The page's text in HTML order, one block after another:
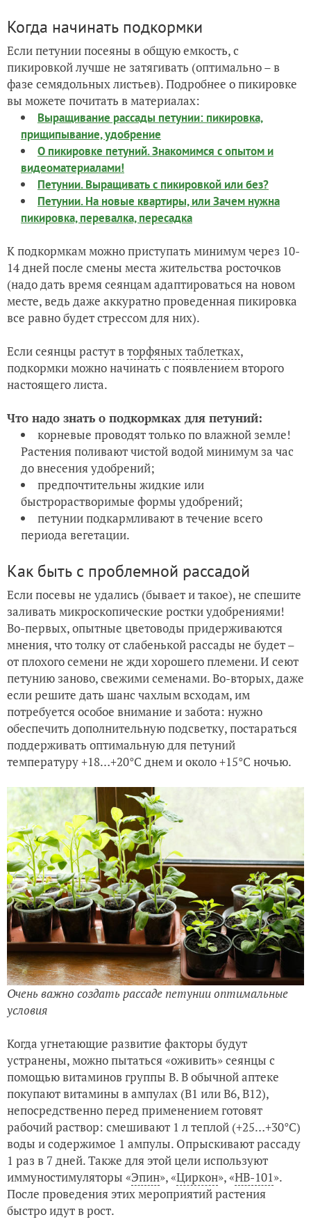
Когда начинать подкормки
Если петунии посеяны в общую емкость, с
пикировкой лучше не затягивать (оптимально – в
фазе семядольных листьев). Подробнее о пикировке
вы можете почитать в материалах:
Выращивание рассады петунии: пикировка,
прищипывание, удобрение
О пикировке петуний. Знакомимся с опытом и
видеоматериалами!
Петунии. Выращивать с пикировкой или без?
Петунии. На новые квартиры, или Зачем нужна
пикировка, перевалка, пересадка
К подкормкам можно приступать минимум через 10-
14 дней после смены места жительства росточков
(надо дать время сеянцам адаптироваться на новом
месте, ведь даже аккуратно проведенная пикировка
все равно будет стрессом для них).
Если сеянцы растут вторфяных таблетках,
подкормки можно начинать с появлением второго
настоящего листа.
Что надо знать о подкормках для петуний:
корневые проводят только по влажной земле!
Растения поливают чистой водой минимум за час
до внесения удобрений;
предпочтительны жидкие или
быстрорастворимые формы удобрений;
петунии подкармливают в течение всего
периода вегетации.
Как быть с проблемной рассадой
Если посевы не удались (бывает и такое), не спешите
заливать микроскопические ростки удобрениями!
Во-первых, опытные цветоводы придерживаются
мнения, что толку от слабенькой рассады не будет –
от плохого семени не жди хорошего племени. И сеют
петунию заново, свежими семенами. Во-вторых, даже
если решите дать шанс чахлым всходам, им
потребуется особое внимание и забота: нужно
обеспечить дополнительную подсветку, постараться
поддерживать оптимальную для петуний
температуру +18…+20°C днем и около +15°C ночью.
Очень важно создать рассаде петунии оптимальные
условия
Когда угнетающие развитие факторы будут
устранены, можно пытаться «оживить» сеянцы с
помощью витаминов группы В. В обычной аптеке
покупают витамины в ампулах (В1 или В6, В12),
непосредственно перед применением готовят
рабочий раствор: смешивают 1 л теплой (+25…+30°C)
воды и содержимое 1 ампулы. Опрыскивают рассаду
1 раз в 7 дней. Также для этой цели используют
иммуностимуляторы «Эпин», «Циркон», «НВ-101».
После проведения этих мероприятий растения
быстро идут в рост.